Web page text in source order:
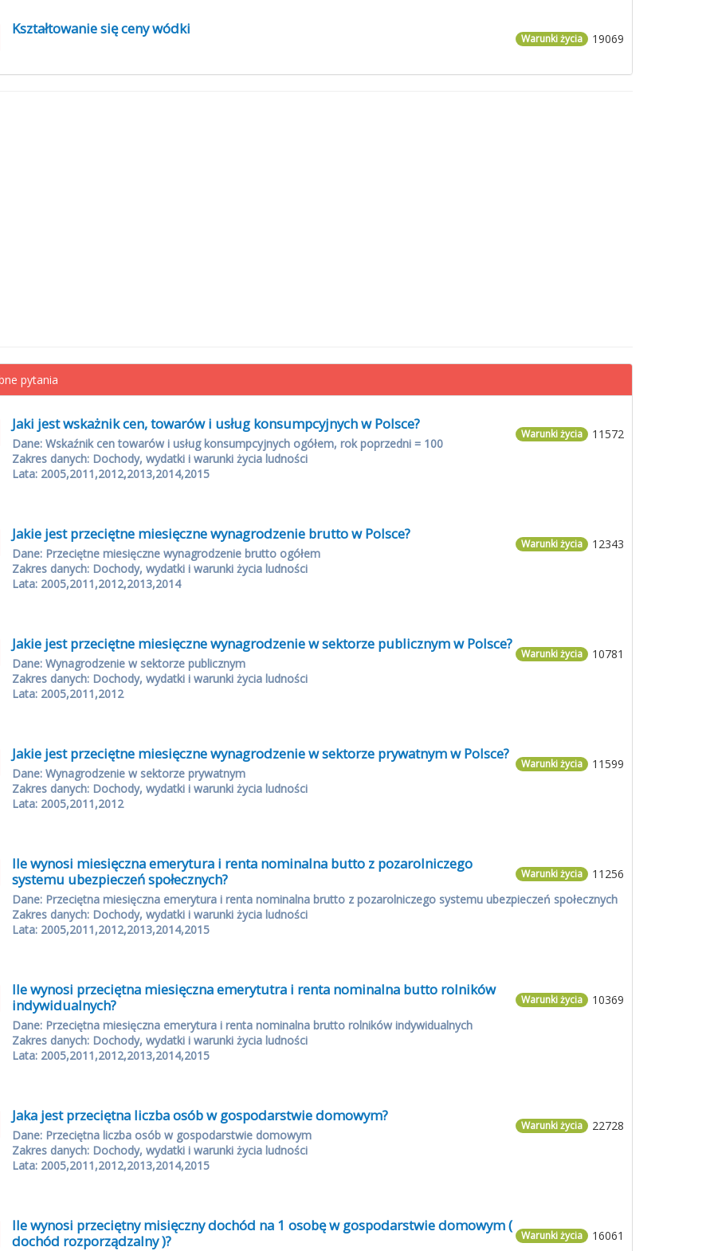
19069
Warunki życia
Kształtowanie się ceny wódki
pytania
11572
Warunki życia
Jaki jest wskażnik cen, towarów i usług konsumpcyjnych w Polsce?
Dane: Wskaźnik cen towarów i usług konsumpcyjnych ogółem, rok poprzedni = 100
Zakres danych: Dochody, wydatki i warunki życia ludności
Lata: 2005,2011,2012,2013,2014,2015
12343
Warunki życia
Jakie jest przeciętne miesięczne wynagrodzenie brutto w Polsce?
Dane: Przeciętne miesięczne wynagrodzenie brutto ogółem
Zakres danych: Dochody, wydatki i warunki życia ludności
Lata: 2005,2011,2012,2013,2014
10781
Warunki życia
Jakie jest przeciętne miesięczne wynagrodzenie w sektorze publicznym w Polsce?
Dane: Wynagrodzenie w sektorze publicznym
Zakres danych: Dochody, wydatki i warunki życia ludności
Lata: 2005,2011,2012
11599
Warunki życia
Jakie jest przeciętne miesięczne wynagrodzenie w sektorze prywatnym w Polsce?
Dane: Wynagrodzenie w sektorze prywatnym
Zakres danych: Dochody, wydatki i warunki życia ludności
Lata: 2005,2011,2012
11256
Warunki życia
Ile wynosi miesięczna emerytura i renta nominalna butto z pozarolniczego
systemu ubezpieczeń społecznych?
Dane: Przeciętna miesięczna emerytura i renta nominalna brutto z pozarolniczego systemu ubezpieczeń społecznych
Zakres danych: Dochody, wydatki i warunki życia ludności
Lata: 2005,2011,2012,2013,2014,2015
10369
Warunki życia
Ile wynosi przeciętna miesięczna emerytutra i renta nominalna butto rolników
indywidualnych?
Dane: Przeciętna miesięczna emerytura i renta nominalna brutto rolników indywidualnych
Zakres danych: Dochody, wydatki i warunki życia ludności
Lata: 2005,2011,2012,2013,2014,2015
22728
Warunki życia
Jaka jest przeciętna liczba osób w gospodarstwie domowym?
Dane: Przeciętna liczba osób w gospodarstwie domowym
Zakres danych: Dochody, wydatki i warunki życia ludności
Lata: 2005,2011,2012,2013,2014,2015
16061
Warunki życia
Ile wynosi przeciętny misięczny dochód na 1 osobę w gospodarstwie domowym (
dochód rozporządzalny )?